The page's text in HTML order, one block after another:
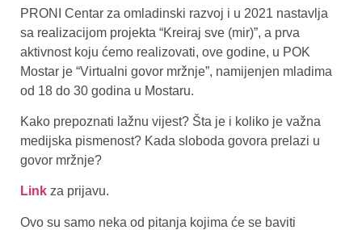
PRONI Centar za omladinski razvoj i u 2021 nastavlja
sa realizacijom projekta “Kreiraj sve (mir)”, a prva
aktivnost koju ćemo realizovati, ove godine, u POK
Mostar je “Virtualni govor mržnje”, namijenjen mladima
od 18 do 30 godina u Mostaru.
Kako prepoznati lažnu vijest? Šta je i koliko je važna
medijska pismenost? Kada sloboda govora prelazi u
govor mržnje?
Link za prijavu.
Ovo su samo neka od pitanja kojima će se baviti